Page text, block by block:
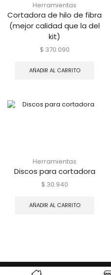
Herramientas
Cortadora de hilo de fibra
(mejor calidad que la del
kit)
$ 370.090
AÑADIR AL CARRITO
Herramientas
Discos para cortadora
$ 30.940
AÑADIR AL CARRITO